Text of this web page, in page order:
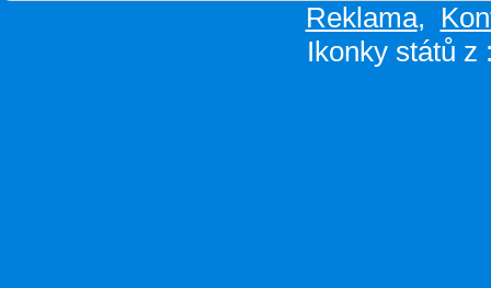
Reklama,
Ikonky států z